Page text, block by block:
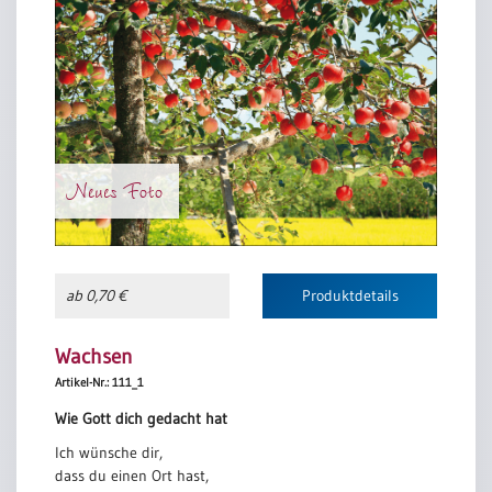
Neues Foto
ab 0,70 € Produktdetails
Wachsen
Artikel-Nr.: 111_1
Wie Gott dich gedacht hat
Ich wünsche dir,
dass du einen Ort hast,